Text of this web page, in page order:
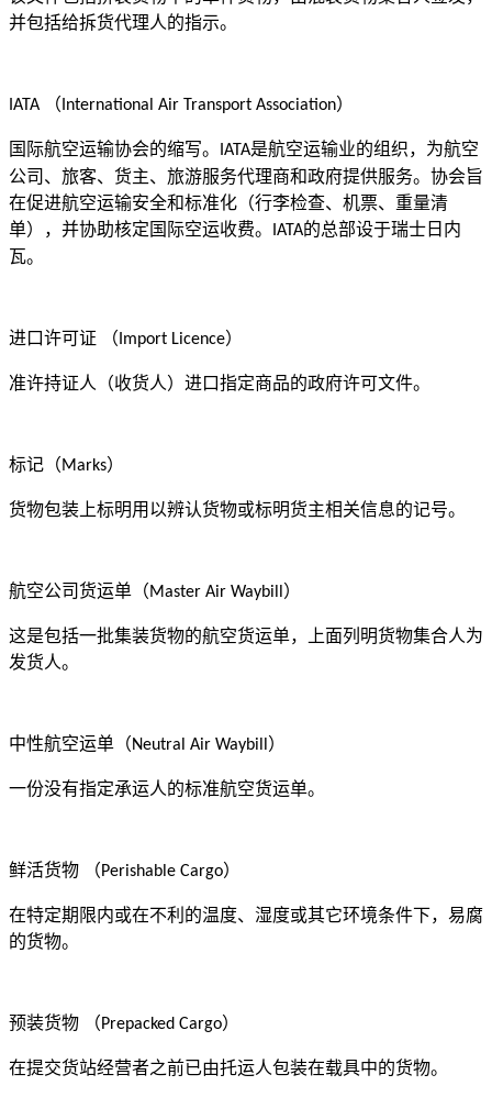
并包括给拆货代理人的指示。
IATA （International Air Transport Association）
国际航空运输协会的缩写。 IATA是航空运输业的组织，为航空
公司、旅客、货主、旅游服务代理商和政府提供服务。协会旨
在促进航空运输安全和标准化（行李检查、机票、重量清
单），并协助核定国际空运收费。 IATA的总部设于瑞士日内
瓦。
进口许可证 （Import Licence）
准许持证人（收货人）进口指定商品的政府许可文件。
标记（Marks）
货物包装上标明用以辨认货物或标明货主相关信息的记号。
航空公司货运单（Master Air Waybill）
这是包括一批集装货物的航空货运单，上面列明货物集合人为
发货人。
中性航空运单（Neutral Air Waybill）
一份没有指定承运人的标准航空货运单。
鲜活货物 （Perishable Cargo）
在特定期限内或在不利的温度、湿度或其它环境条件下，易腐
的货物。
预装货物 （Prepacked Cargo）
在提交货站经营者之前已由托运人包装在载具中的货物。